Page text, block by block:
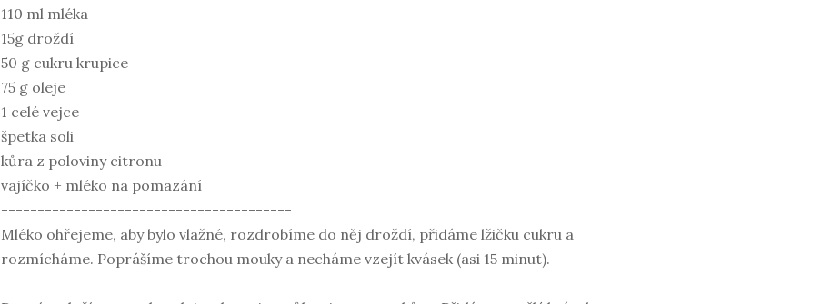
110 ml mléka
15g droždí
50 g cukru krupice
75 g oleje
1 celé vejce
špetka soli
kůra z poloviny citronu
vajíčko + mléko na pomazání
----------------------------------------
Mléko ohřejeme, aby bylo vlažné, rozdrobíme do něj droždí, přidáme lžičku cukru a
rozmícháme. Poprášíme trochou mouky a necháme vzejít kvásek (asi 15 minut).